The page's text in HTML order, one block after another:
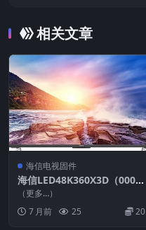
相关文章
海信电视固件
海信LED48K360X3D（000
0）BOM1_20121124_U盘刷
机固件
（更多…）
7 月前
25 20